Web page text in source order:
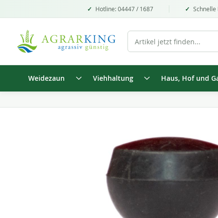
Hotline: 04447 / 1687
Weidezaun Viehhaltung Haus, Hof und